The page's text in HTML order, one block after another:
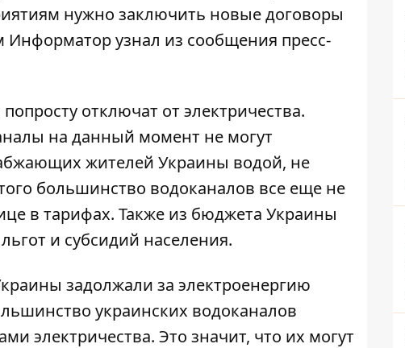
нужно заключить новые договоры
Информаторузнал из сообщения пресс-
отключат от электричества.
на данный момент не могут
жителей Украины водой, не
большинство водоканалов все еще не
в тарифах. Также из бюджета Украины
и субсидий населения.
задолжали за электроенергию
украинских водоканалов
электричества. Это значит, что их могут